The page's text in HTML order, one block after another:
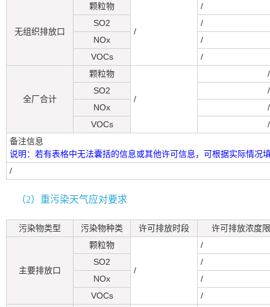
无组织排放口
颗粒物
/
/
SO2
/
NOx
/
VOCs
/
全厂合计
颗粒物
/
/
SO2
/
NOx
/
VOCs
/
备注信息
说明：若有表格中无法囊括的信息或其他许可信息，可根据实际情况
/
（2）重污染天气应对要求
污染物类型 污染物种类 许可排放时段 许可排放浓度
主要排放口
颗粒物
/
/
SO2
/
NOx
/
VOCs
/